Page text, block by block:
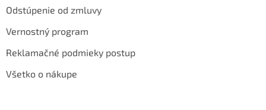
Odstúpenie od zmluvy
Vernostný program
Reklamačné podmieky postup
Všetko o nákupe